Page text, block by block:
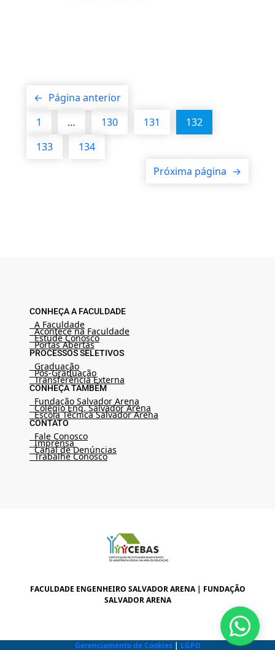
← Página anterior
1
… 130 131
132
133
134
Próxima página →
CONHEÇA A FACULDADE
A Faculdade
Acontece na Faculdade
Estude Conosco
Portas Abertas
PROCESSOS SELETIVOS
Graduação
Pós-Graduação
Transferência Externa
CONHEÇA TAMBÉM
Fundação Salvador Arena
Colégio Eng. Salvador Arena
Escola Técnica Salvador Arena
CONTATO
Fale Conosco
Imprensa
Canal de Denúncias
Trabalhe Conosco
FACULDADE ENGENHEIRO SALVADOR ARENA | FUNDAÇÃO
SALVADOR ARENA
Gerenciamento de Cookies| LGPD